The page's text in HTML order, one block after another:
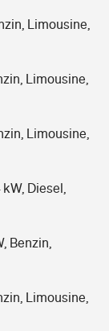
Limousine,
Limousine,
Limousine,
Diesel,
Benzin,
Limousine,